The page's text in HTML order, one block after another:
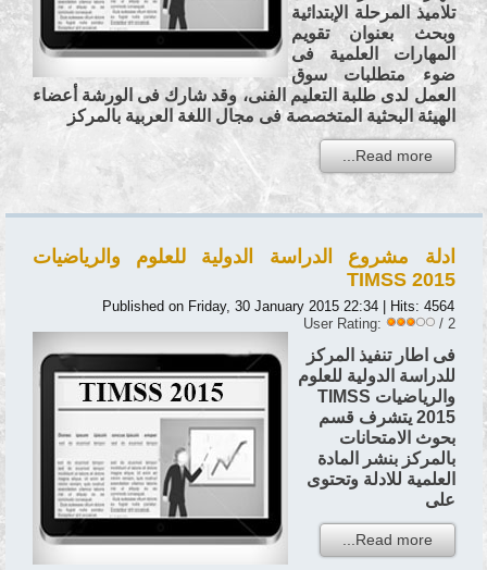
تلاميذ المرحلة الإبتدائية
وبحث بعنوان تقويم
المهارات العلمية فى
ضوء متطلبات سوق
العمل لدى طلبة التعليم الفنى، وقد شارك فى الورشة أعضاء
الهيئة البحثية المتخصصة فى مجال اللغة العربية بالمركز
Read more...
ادلة مشروع الدراسة الدولية للعلوم والرياضيات
TIMSS 2015
Published on Friday, 30 January 2015 22:34| Hits: 4564
User Rating:
/ 2
فى اطار تنفيذ المركز
للدراسة الدولية للعلوم
والرياضيات TIMSS
2015 يتشرف قسم
بحوث الامتحانات
بالمركز بنشر المادة
العلمية للادلة وتحتوى
على
Read more...